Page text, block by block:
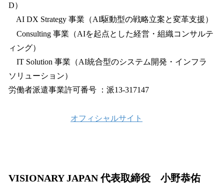
D）
AI DX Strategy 事業（AI駆動型の戦略立案と変革支援）
Consulting 事業（AIを起点とした経営・組織コンサルテ
ィング）
IT Solution 事業（AI統合型のシステム開発・インフラ
ソリューション）
労働者派遣事業許可番号 ：派13-317147
オフィシャルサイト
VISIONARY JAPAN 代表取締役 小野恭佑